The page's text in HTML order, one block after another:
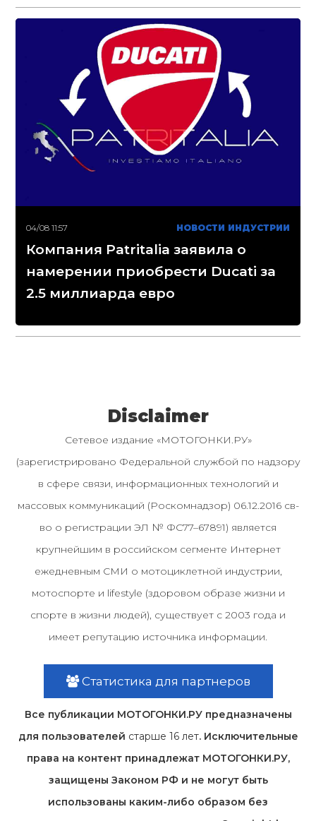
04/08 11:57 НОВОСТИ ИНДУСТРИИ
Компания Patritalia заявила о
намерении приобрести Ducati за
2.5 миллиарда евро
Disclaimer
Сетевое издание «МОТОГОНКИ.РУ»
(зарегистрировано Федеральной службой по надзору
в сфере связи, информационных технологий и
массовых коммуникаций (Роскомнадзор) 06.12.2016 св-
во о регистрации ЭЛ № ФС77–67891) является
крупнейшим в российском сегменте Интернет
ежедневным СМИ о мотоциклетной индустрии,
мотоспорте и lifestyle (здоровом образе жизни и
спорте в жизни людей), существует с 2003 года и
имеет репутацию источника информации.
Статистика для партнеров
Все публикации МОТОГОНКИ.РУ предназначены
для пользователей старше 16 лет. Исключительные
права на контент принадлежат МОТОГОНКИ.РУ,
защищены Законом РФ и не могут быть
использованы каким-либо образом без